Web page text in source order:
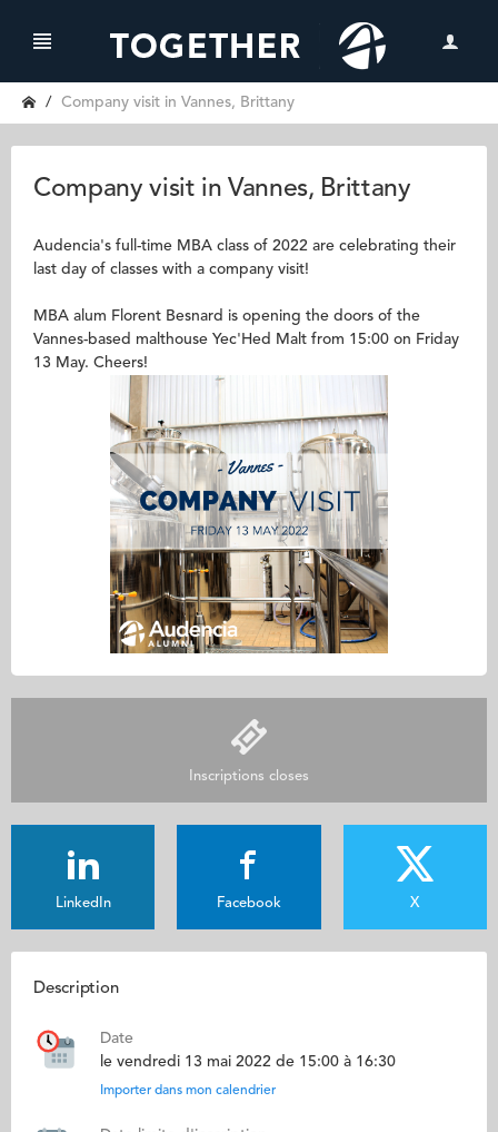
Company visit in Vannes, Brittany
Company visit in Vannes, Brittany
Audencia's full-time MBA class of 2022 are celebrating their
last day of classes with a company visit!
MBA alum Florent Besnard is opening the doors of the
Vannes-based malthouse Yec'Hed Malt from 15:00 on Friday
13 May. Cheers!
Inscriptions closes
LinkedIn Facebook X
Description
Date
le vendredi 13 mai 2022 de 15:00 à 16:30
Importer dans mon calendrier